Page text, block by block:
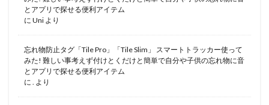
とアプリで探せる便利アイテム
に Uni より
忘れ物防止タグ「Tile Pro」「Tile Slim」 スマートトラッカー使って
みた! 難しい事考えず付けとくだけと簡単で自分や子供の忘れ物に音
とアプリで探せる便利アイテム
に
より